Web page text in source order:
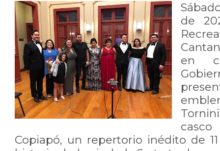
de
en
Copiapó, un repertorio inédito de